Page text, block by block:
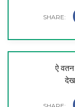
ऐ
देख